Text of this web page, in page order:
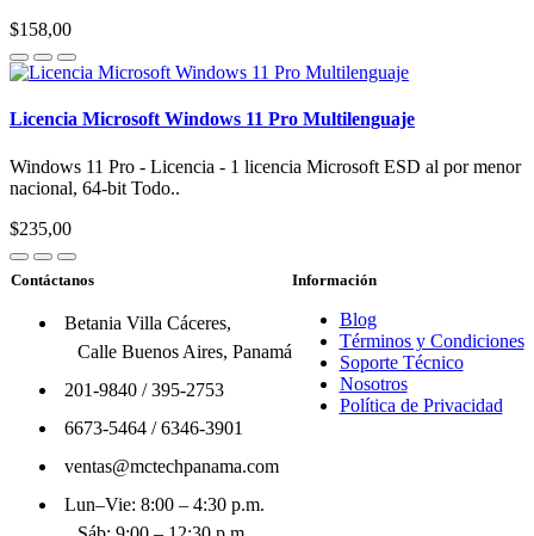
$158,00
Licencia Microsoft Windows 11 Pro Multilenguaje
Windows 11 Pro - Licencia - 1 licencia Microsoft ESD al por menor
nacional, 64-bit Todo..
$235,00
Contáctanos
Betania Villa Cáceres,
Calle Buenos Aires, Panamá
201-9840/395-2753
6673-5464/6346-3901
ventas@mctechpanama.com
Lun–Vie: 8:00 – 4:30 p.m.
Información
Blog
Términos y Condiciones
Soporte Técnico
Nosotros
Política de Privacidad